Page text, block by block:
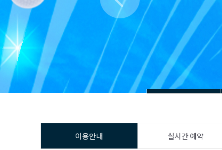
이용안내 실시간 예약